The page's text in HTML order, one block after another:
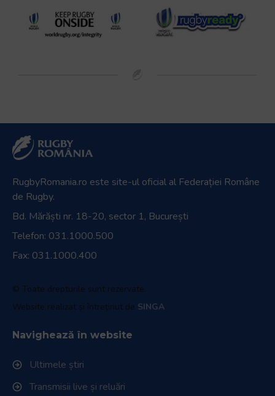
RugbyRomania.ro este site-ul oficial al Federației Române
de Rugby.
Bd. Mărăști nr. 18-20, sector 1, București
Telefon: 031.1000.500
Fax: 031.1000.400
© Toate drepturile sunt rezervate.
Website realizat și întreținut de SINGA
Navighează în website
Ultimele știri
Transmisii live și reluări